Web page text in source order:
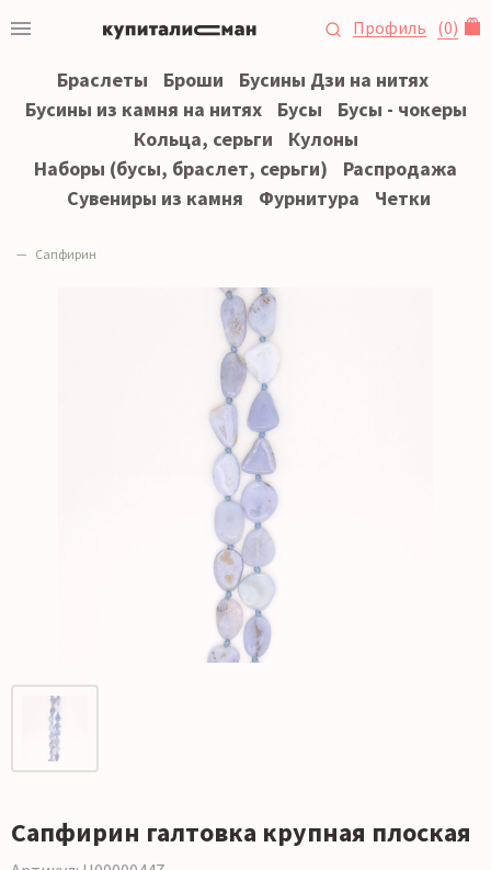
Профиль (0)
Браслеты Броши
Бусины Дзи на нитях
Бусины из камня на нитях
Бусы
Бусы - чокеры
Кольца, серьги
Кулоны
Наборы (бусы, браслет, серьги)
Распродажа
Сувениры из камня
Фурнитура Четки
Сапфирин
Сапфирин галтовка крупная плоская